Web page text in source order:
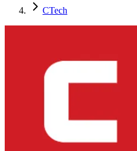
CTech